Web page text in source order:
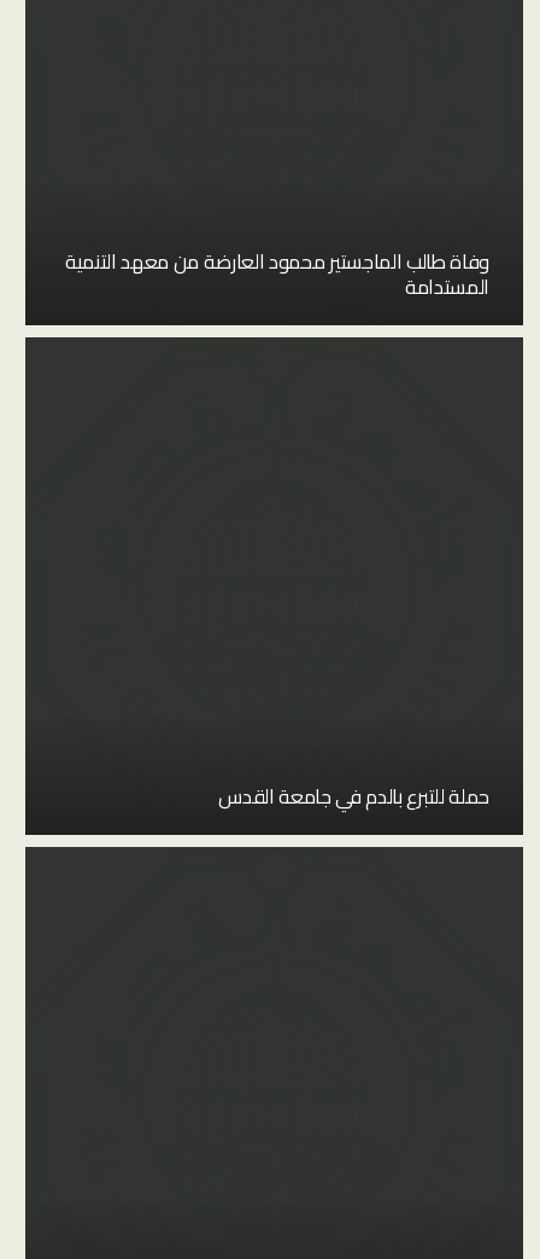
وفاة طالب الماجستير محمود العارضة من معهد التنمية
المستدامة
حملة للتبرع بالدم في جامعة القدس